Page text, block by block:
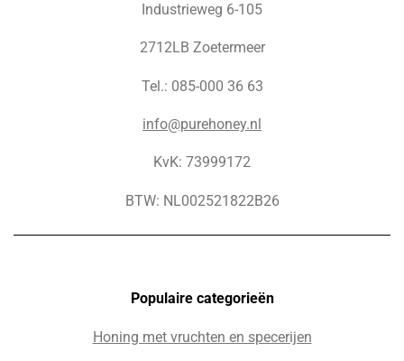
Industrieweg 6-105
2712LB Zoetermeer
Tel.: 085-000 36 63
info@purehoney.nl
KvK: 73999172
BTW: NL002521822B26
Populaire categorieën
Honing met vruchten en specerijen